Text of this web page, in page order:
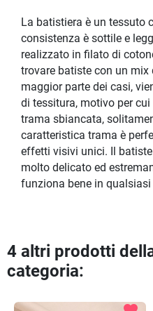
La batistiera è un tessuto
consistenza è sottile e
realizzato in filato di
trovare batiste con un
maggior parte dei casi,
di tessitura, motivo per
trama sbiancata,
caratteristica trama è
effetti visivi unici. Il
molto delicato ed
funziona bene in
4 altri prodotti
categoria: